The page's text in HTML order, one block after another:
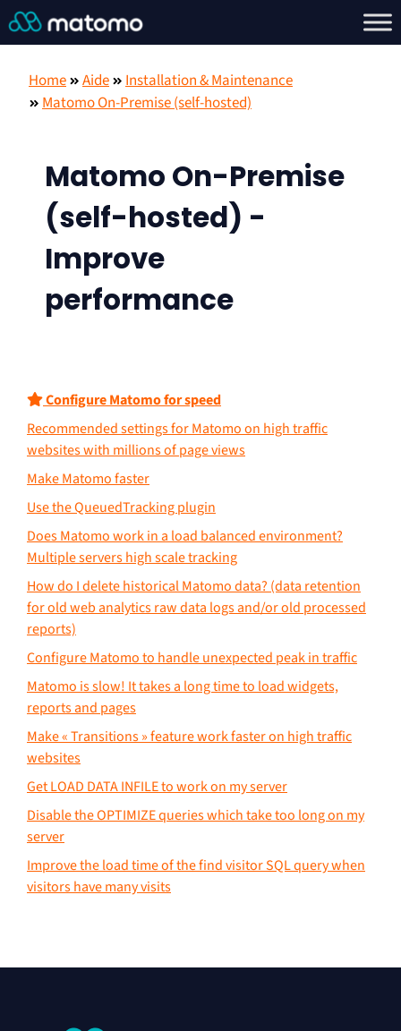
Home Aide
Installation & Maintenance
Matomo On-Premise (self-hosted)
Matomo On-Premise
(self-hosted) -
Improve
performance
Configure Matomo for speed
Recommended settings for Matomo on high traffic
websites with millions of page views
Make Matomo faster
Use the QueuedTracking plugin
Does Matomo work in a load balanced environment?
Multiple servers high scale tracking
How do I delete historical Matomo data? (data retention
for old web analytics raw data logs and/or old processed
reports)
Configure Matomo to handle unexpected peak in traffic
Matomo is slow! It takes a long time to load widgets,
reports and pages
Make « Transitions » feature work faster on high traffic
websites
Get LOAD DATA INFILE to work on my server
Disable the OPTIMIZE queries which take too long on my
server
Improve the load time of the find visitor SQL query when
visitors have many visits